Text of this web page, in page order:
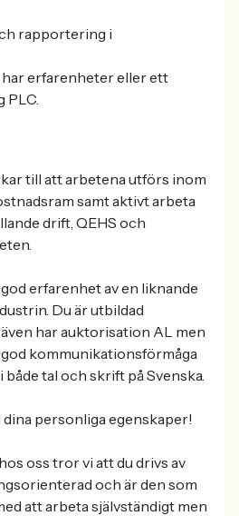
rapportering i
har erfarenheter eller ett
PLC.
till att arbetena utförs inom
samt aktivt arbeta
drift, QEHS och
erfarenhet av en liknande
Du är utbildad
har auktorisation AL men
kommunikationsförmåga
tal och skrift på Svenska.
personliga egenskaper!
oss tror vi att du drivs av
och är den som
att arbeta självständigt men